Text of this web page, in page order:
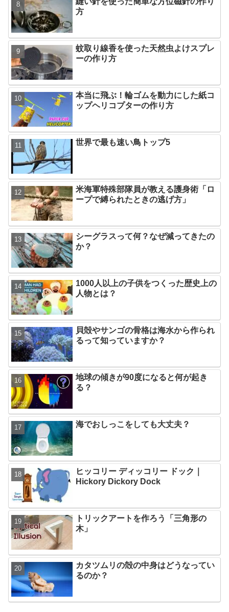
方
蚊取り線香を使った天然虫よけスプレ
ーの作り方
本当に飛ぶ！輪ゴムを動力にした紙コ
ップヘリコプターの作り方
世界で最も速い鳥トップ5
米海軍特殊部隊員が教える護身術「ロ
ープで縛られたときの逃げ方」
シーグラスって何？なぜ減ってきたの
か？
1000人以上の子供をつくった歴史上の
人物とは？
貝殻やサンゴの骨格は海水から作られ
るって知っていますか？
地球の傾きが90度になると何が起き
る？
海でおしっこをしても大丈夫？
ヒッコリー ディッコリー ドック｜
Hickory Dickory Dock
トリックアートを作ろう「三角形の
木」
カタツムリの殻の中身はどうなってい
るのか？